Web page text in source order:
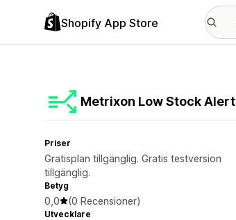
Shopify App Store
Metrixon Low Stock Alert
Priser
Gratisplan tillgänglig. Gratis testversion
tillgänglig.
Betyg
0,0 (0 Recensioner)
Utvecklare